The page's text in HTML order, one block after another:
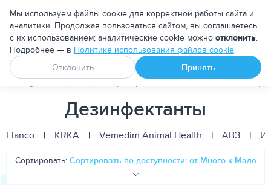
Москва
Апоквел Ветмедин От блох и клещей
PetDog Ветеринарные препараты Антисептики и
Дезинфектанты
Elanco | KRKA | Vemedim Animal Health | АВЗ |
Сортировать: Сортировать по доступности: от Много к Мало
Мы используем файлы cookie для корректной работы сайта и
аналитики. Продолжая пользоваться сайтом, вы соглашаетесь
с их использованием; аналитические cookie можно отклонить.
Подробнее — в Политике использования файлов cookie.
Отклонить
Принять